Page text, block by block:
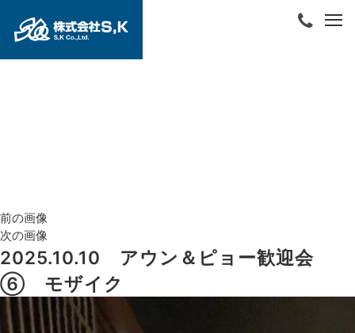
前の画像
次の画像
2025.10.10 アウン＆ピョー歓迎会
⑥ モザイク